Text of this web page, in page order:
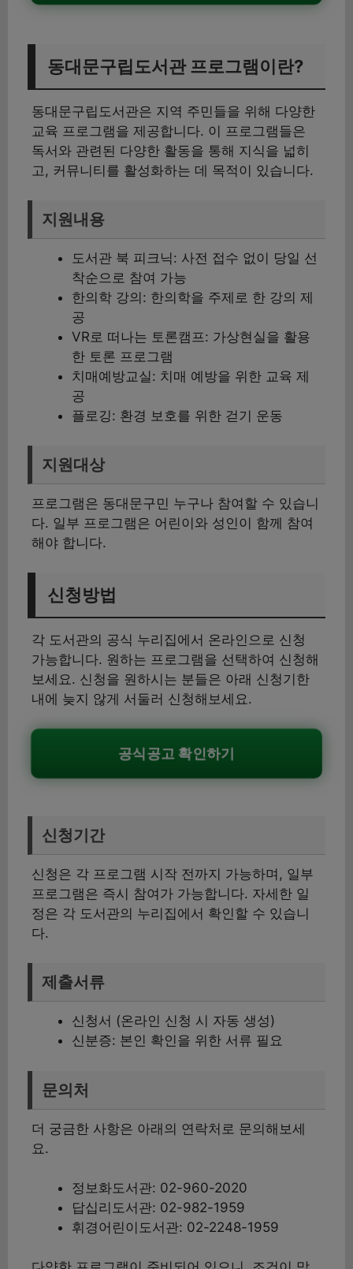
동대문구립도서관 프로그램이란?
동대문구립도서관은 지역 주민들을 위해 다양한
교육 프로그램을 제공합니다. 이 프로그램들은
독서와 관련된 다양한 활동을 통해 지식을 넓히
고, 커뮤니티를 활성화하는 데 목적이 있습니다.
지원내용
도서관 북 피크닉: 사전 접수 없이 당일 선
착순으로 참여 가능
한의학 강의: 한의학을 주제로 한 강의 제
공
VR로 떠나는 토론캠프: 가상현실을 활용
한 토론 프로그램
치매예방교실: 치매 예방을 위한 교육 제
공
플로깅: 환경 보호를 위한 걷기 운동
지원대상
프로그램은 동대문구민 누구나 참여할 수 있습니
다. 일부 프로그램은 어린이와 성인이 함께 참여
해야 합니다.
신청방법
각 도서관의 공식 누리집에서 온라인으로 신청
가능합니다. 원하는 프로그램을 선택하여 신청해
보세요. 신청을 원하시는 분들은 아래 신청기한
내에 늦지 않게 서둘러 신청해보세요.
공식공고 확인하기
신청기간
신청은 각 프로그램 시작 전까지 가능하며, 일부
프로그램은 즉시 참여가 가능합니다. 자세한 일
정은 각 도서관의 누리집에서 확인할 수 있습니
다.
제출서류
신청서 (온라인 신청 시 자동 생성)
신분증: 본인 확인을 위한 서류 필요
문의처
더 궁금한 사항은 아래의 연락처로 문의해보세
요.
정보화도서관: 02-960-2020
답십리도서관: 02-982-1959
휘경어린이도서관: 02-2248-1959